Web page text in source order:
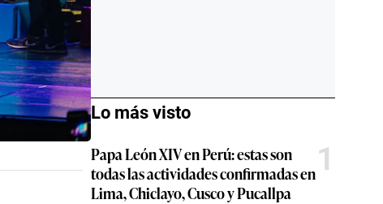
Lo más visto
Papa León XIV en Perú: estas son
todas las actividades confirmadas en
Lima, Chiclayo, Cusco y Pucallpa
1